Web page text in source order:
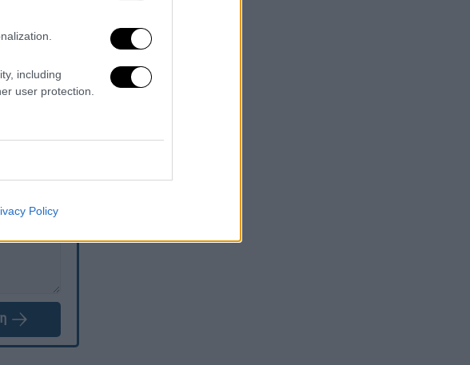
including
user protection.
Policy
και
θα